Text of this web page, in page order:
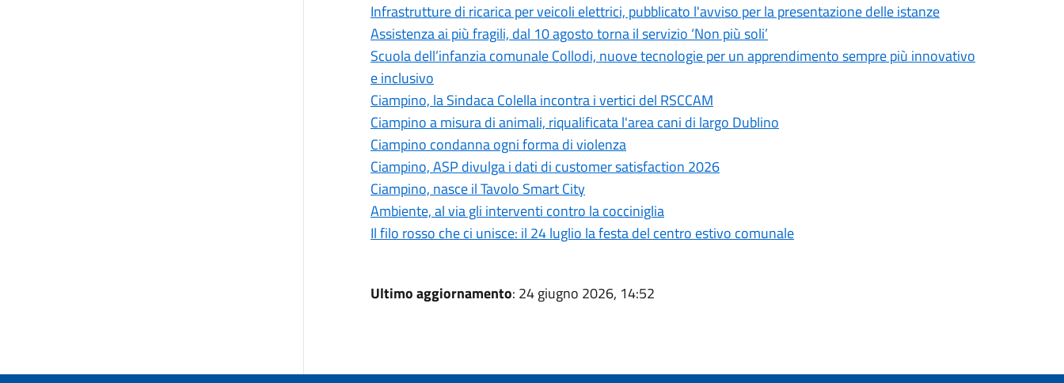
Infrastrutture di ricarica per veicoli elettrici, pubblicato l'avviso per la presentazione delle istanze
Assistenza ai più fragili, dal 10 agosto torna il servizio ‘Non più soli’
Scuola dell’infanzia comunale Collodi, nuove tecnologie per un apprendimento sempre più innovativo
e inclusivo
Ciampino, la Sindaca Colella incontra i vertici del RSCCAM
Ciampino a misura di animali, riqualificata l'area cani di largo Dublino
Ciampino condanna ogni forma di violenza
Ciampino, ASP divulga i dati di customer satisfaction 2026
Ciampino, nasce il Tavolo Smart City
Ambiente, al via gli interventi contro la cocciniglia
Il filo rosso che ci unisce: il 24 luglio la festa del centro estivo comunale
Ultimo aggiornamento: 24 giugno 2026, 14:52